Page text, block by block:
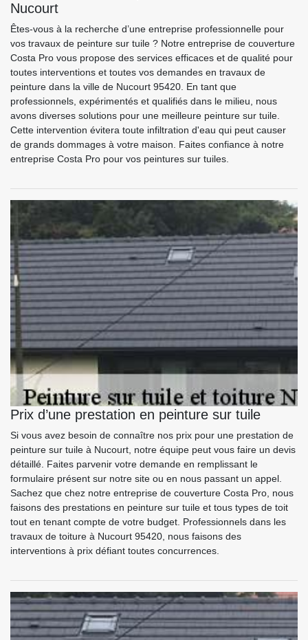
Nucourt
Êtes-vous à la recherche d’une entreprise professionnelle pour
vos travaux de peinture sur tuile ? Notre entreprise de couverture
Costa Pro vous propose des services efficaces et de qualité pour
toutes interventions et toutes vos demandes en travaux de
peinture dans la ville de Nucourt 95420. En tant que
professionnels, expérimentés et qualifiés dans le milieu, nous
avons diverses solutions pour une meilleure peinture sur tuile.
Cette intervention évitera toute infiltration d'eau qui peut causer
de grands dommages à votre maison. Faites confiance à notre
entreprise Costa Pro pour vos peintures sur tuiles.
Prix d’une prestation en peinture sur tuile
Si vous avez besoin de connaître nos prix pour une prestation de
peinture sur tuile à Nucourt, notre équipe peut vous faire un devis
détaillé. Faites parvenir votre demande en remplissant le
formulaire présent sur notre site ou en nous passant un appel.
Sachez que chez notre entreprise de couverture Costa Pro, nous
faisons des prestations en peinture sur tuile et tous types de toit
tout en tenant compte de votre budget. Professionnels dans les
travaux de toiture à Nucourt 95420, nous faisons des
interventions à prix défiant toutes concurrences.